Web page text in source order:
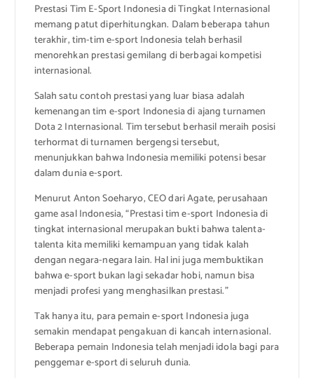
Prestasi Tim E-Sport Indonesia di Tingkat Internasional
memang patut diperhitungkan. Dalam beberapa tahun
terakhir, tim-tim e-sport Indonesia telah berhasil
menorehkan prestasi gemilang di berbagai kompetisi
internasional.
Salah satu contoh prestasi yang luar biasa adalah
kemenangan tim e-sport Indonesia di ajang turnamen
Dota 2 Internasional. Tim tersebut berhasil meraih posisi
terhormat di turnamen bergengsi tersebut,
menunjukkan bahwa Indonesia memiliki potensi besar
dalam dunia e-sport.
Menurut Anton Soeharyo, CEO dari Agate, perusahaan
game asal Indonesia, “Prestasi tim e-sport Indonesia di
tingkat internasional merupakan bukti bahwa talenta-
talenta kita memiliki kemampuan yang tidak kalah
dengan negara-negara lain. Hal ini juga membuktikan
bahwa e-sport bukan lagi sekadar hobi, namun bisa
menjadi profesi yang menghasilkan prestasi.”
Tak hanya itu, para pemain e-sport Indonesia juga
semakin mendapat pengakuan di kancah internasional.
Beberapa pemain Indonesia telah menjadi idola bagi para
penggemar e-sport di seluruh dunia.